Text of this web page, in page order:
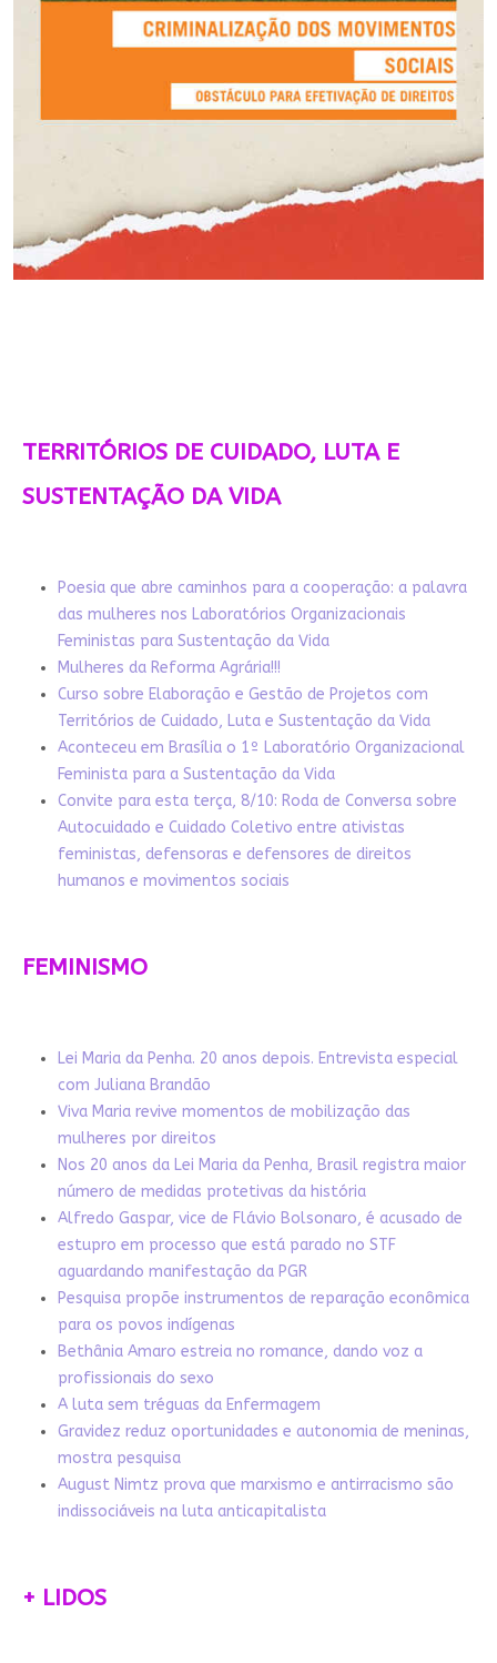
TERRITÓRIOS DE CUIDADO, LUTA E
SUSTENTAÇÃO DA VIDA
Poesia que abre caminhos para a cooperação: a palavra
das mulheres nos Laboratórios Organizacionais
Feministas para Sustentação da Vida
Mulheres da Reforma Agrária!!!
Curso sobre Elaboração e Gestão de Projetos com
Territórios de Cuidado, Luta e Sustentação da Vida
Aconteceu em Brasília o 1º Laboratório Organizacional
Feminista para a Sustentação da Vida
Convite para esta terça, 8/10: Roda de Conversa sobre
Autocuidado e Cuidado Coletivo entre ativistas
feministas, defensoras e defensores de direitos
humanos e movimentos sociais
FEMINISMO
Lei Maria da Penha. 20 anos depois. Entrevista especial
com Juliana Brandão
Viva Maria revive momentos de mobilização das
mulheres por direitos
Nos 20 anos da Lei Maria da Penha, Brasil registra maior
número de medidas protetivas da história
Alfredo Gaspar, vice de Flávio Bolsonaro, é acusado de
estupro em processo que está parado no STF
aguardando manifestação da PGR
Pesquisa propõe instrumentos de reparação econômica
para os povos indígenas
Bethânia Amaro estreia no romance, dando voz a
profissionais do sexo
A luta sem tréguas da Enfermagem
Gravidez reduz oportunidades e autonomia de meninas,
mostra pesquisa
August Nimtz prova que marxismo e antirracismo são
indissociáveis na luta anticapitalista
+ LIDOS